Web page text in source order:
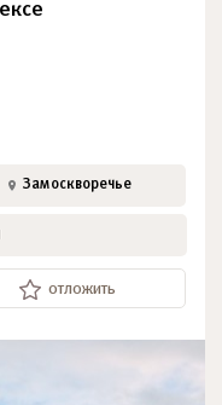
Замоскворечье
отложить